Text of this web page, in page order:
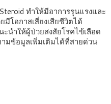
ทำให้มีอาการรุนแรงและ
โอกาสเสี่ยงเสียชีวิตได้
นำให้ผู้ป่วยสงสัยโรคไข้เลือด
มข้อมูลเพิ่มเติมได้ที่สายด่วน